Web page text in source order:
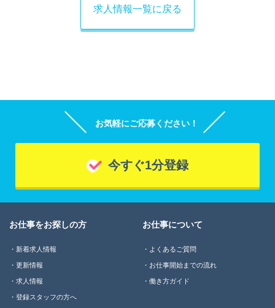
求人情報一覧に戻る
お気軽にご応募ください！
今すぐ1分登録
お仕事をお探しの方
新着求人情報
更新情報
求人情報
登録スタッフの方へ
お仕事について
よくあるご質問
お仕事開始までの流れ
働き方ガイド